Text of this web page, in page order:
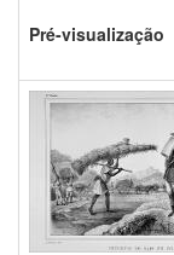
Pré-visualização